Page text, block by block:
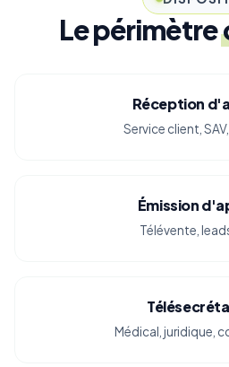
Le périmètre
Réception
Service client,
Émission
Télévente,
Médical, juridique,